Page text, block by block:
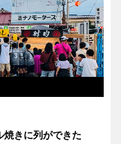
焼きに列ができた